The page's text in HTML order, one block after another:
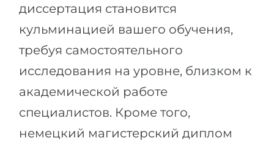
диссертация становится
кульминацией вашего обучения,
требуя самостоятельного
исследования на уровне, близком к
академической работе
специалистов. Кроме того,
немецкий магистерский диплом